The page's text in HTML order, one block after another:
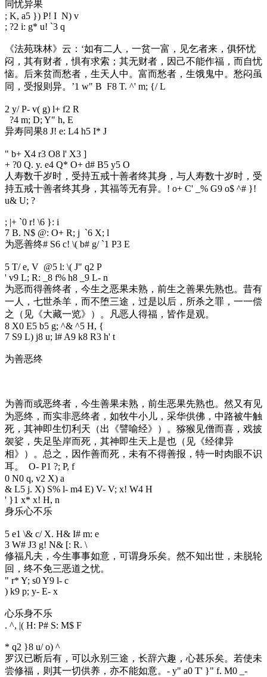
同忧异果
; K, a5 }) P! I N) v
; ?2 i: g* u! `3 q
《法苑珠林》云：‘如有二人，一贫一富，见乞者来，俱怀忧
闷，其有财者，惧有求索；其无财者，因己不能作福，而自忧
恼。后来贫而愁者，生天人中。富而愁者，生饿鬼中。愁闷虽
同，受报则异。’1 w" B F8 T. ^' m; {/ L
2 y/ P- v( g) l+ f2 R
?4 m; D; Y" h, E
异寿同果8 J! e: L4 h5 I* J
" b+ X4 r3 O8 l' X3 ]
+ ?0 Q. y. e4 Q* O+ d# B5 y5 O
人寿数千岁时，受持五戒十善者终其身，与人寿数十岁时，受
持五戒十善者终其身，其福等无有异。 ! o+ C' _% G9 o$ ^# }!
u& U; ?
; |+ `0 r! \6 }: i
7 B. N$ @: O+ R; j `6 X; l
为恶善终# S6 c! \( b# g/ `1 P3 E
5 T/ e, V @5 l: \( J" q2 P
' v9 L; R: _8 f% h8 _9 L- n
为恶而得善终者，今生之恶果未熟，前生之善果先熟也。昔有
一人，七世杀羊，而不堕三途，过是以后，所杀之罪，一一偿
之（见《大藏一览》）。凡恶人得福，皆作是观。
8 X0 E5 b5 g; ^& ^5 H, {
7 S9 L) j8 u; l# A9 k8 R3 h' t
为善恶终
为善而或恶终者，今生善果未熟，前生恶果先熟也。然又有见
为恶终，而实非恶终者，如牧牛小儿，采华供佛，中路被牛触
死，其神即生忉利天（出《譬喻经》）。猕猴见僧而喜，戏披
袈娑，失足坠岸而死，其神即生天上是也（见《经律异
相》）。总之，因作善而死，未有不得善报，特一时肉眼不识
耳。
O- P1 ?; P, f
0 N0 q, v2 X) a
& L5 j. X) S% l- m4 E) V- V; x! W4 H
' }1 x* x! H, n
身乐心不乐
5 e1 \& c/ X. H& I# m: e
3 W# J3 g! N& [: R. \
修福凡夫，今生事事如意，可谓身乐矣。然不知出世，未脱轮
回，终不免三恶道之忧。
" r* Y; s0 Y9 l- c
) k9 p; y- E- x
心乐身不乐
. ^, |( H: P# S: M$ F
* q2 }8 u/ o) ^
罗汉已断后有，可以永别三途，长辞六趣，心甚乐矣。若使未
尝修福，则其一切供养，亦不能如意。 - y" a0 T' }" f. M0 _-